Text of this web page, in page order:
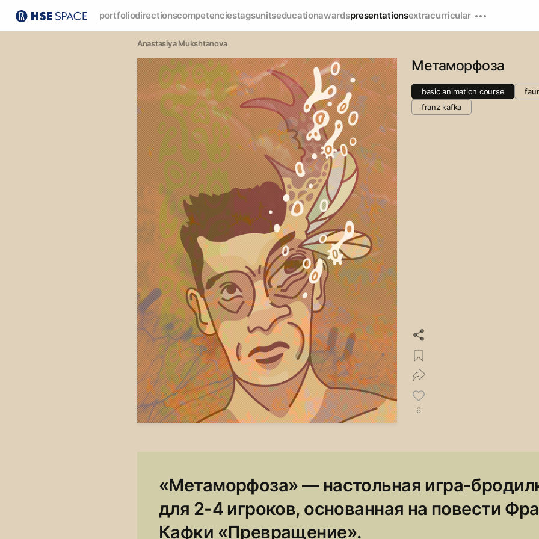
portfoliodirectionscompetenciestagsunitseducationawardspresentationsextracurricular
Anastasiya Mukshtanova
Метаморфоза
basic animation course
franz kafka
6
«Метаморфоза» — настольная игра-
для 2-4 игроков, основанная на повести
Кафки «Превращение».